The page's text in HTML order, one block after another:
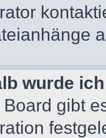
wurde
Board gibt